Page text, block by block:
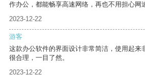
作办公，都能畅享高速网络，再也不用担心网
2023-12-22
游客
这款办公软件的界面设计非常简洁，使用起来
很合理，一目了然。
2023-12-22